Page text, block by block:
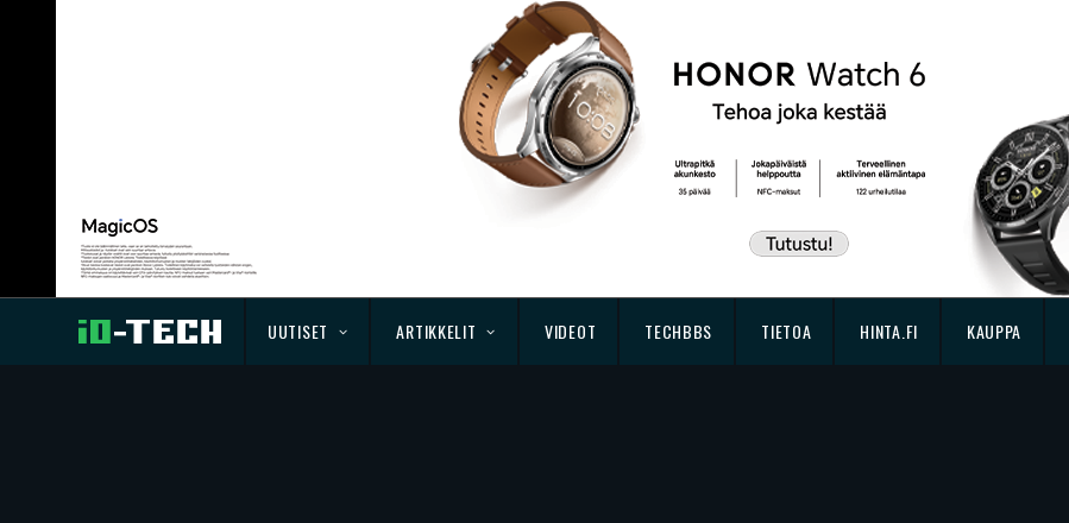
UUTISET ARTIKKELIT VIDEOT TECHBBS TIETOA HINTA.FI KAUPPA